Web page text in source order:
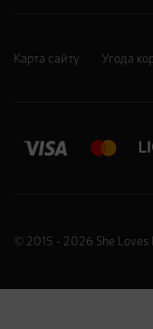
© 2015 - 2026 She Loves
Карта сайту Угода